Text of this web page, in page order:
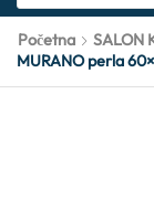
Početna SALON
MURANO perla